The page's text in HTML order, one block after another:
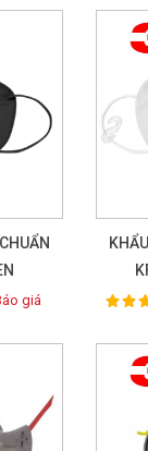
loại 4 lớp quai
giá 100%